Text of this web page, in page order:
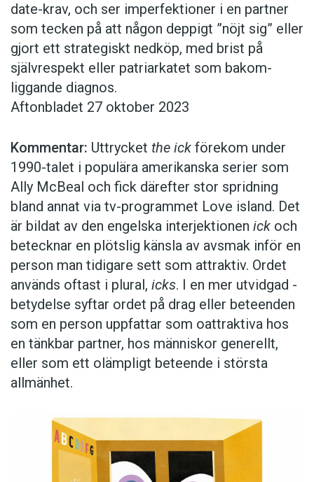
date-krav, och ser imperfektioner i en partner
som tecken på att någon deppigt ”nöjt sig” eller
gjort ett strate­giskt nedköp, med brist på
självrespekt eller patriarkatet som bakom­
liggande diagnos.
Aftonbladet 27 oktober 2023
Kommentar: Uttrycket the ick förekom under
1990-­talet i ­populära amerikanska ­serier som
Ally McBeal och fick ­därefter stor spridning
bland annat via tv-programmet Love island. Det
är bildat av den engelska interjektionen ick och
betecknar en plötslig känsla av avsmak ­inför en
person man ­tidigare sett som ­attraktiv. ­Ordet
används oftast i ­plural, icks. I en mer utvidgad ­
betydelse syftar ordet på drag eller ­beteenden
som en person ­uppfattar som oattraktiva hos
en tänkbar ­partner, hos människor generellt,
eller som ett olämpligt beteende i största
allmänhet.